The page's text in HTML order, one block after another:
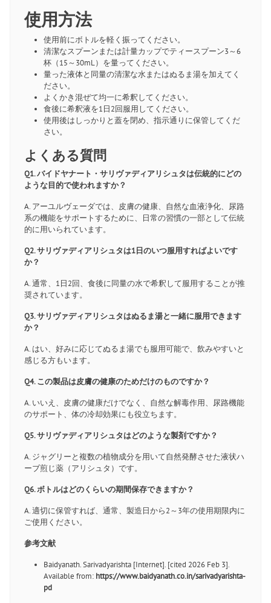
使用方法
使用前にボトルを軽く振ってください。
清潔なスプーンまたは計量カップでティースプーン3～6
杯（15～30mL）を量ってください。
量った液体と同量の清潔な水またはぬるま湯を加えてく
ださい。
よくかき混ぜて均一に希釈してください。
食後に希釈液を1日2回服用してください。
使用後はしっかりと蓋を閉め、指示通りに保管してくだ
さい。
よくある質問
Q1. バイドヤナート・サリヴァディアリシュタは伝統的にどの
ような目的で使われますか？
A. アーユルヴェーダでは、皮膚の健康、自然な血液浄化、尿路
系の機能をサポートするために、日常の習慣の一部として伝統
的に用いられています。
Q2. サリヴァディアリシュタは1日のいつ服用すればよいです
か？
A. 通常、1日2回、食後に同量の水で希釈して服用することが推
奨されています。
Q3. サリヴァディアリシュタはぬるま湯と一緒に服用できます
か？
A. はい、好みに応じてぬるま湯でも服用可能で、飲みやすいと
感じる方もいます。
Q4. この製品は皮膚の健康のためだけのものですか？
A. いいえ、皮膚の健康だけでなく、自然な解毒作用、尿路機能
のサポート、体の冷却効果にも役立ちます。
Q5. サリヴァディアリシュタはどのような製剤ですか？
A. ジャグリーと複数の植物成分を用いて自然発酵させた液状ハ
ーブ煎じ薬（アリシュタ）です。
Q6. ボトルはどのくらいの期間保存できますか？
A. 適切に保管すれば、通常、製造日から2～3年の使用期限内に
ご使用ください。
参考文献
Baidyanath. Sarivadyarishta [Internet]. [cited 2026 Feb 3].
Available from: https://www.baidyanath.co.in/sarivadyarishta-
pd